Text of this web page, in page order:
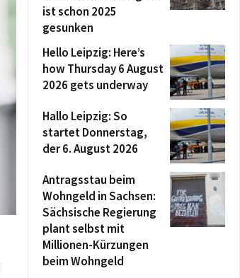
ist schon 2025
gesunken
Hello Leipzig: Here’s
how Thursday 6 August
2026 gets underway
Hallo Leipzig: So
startet Donnerstag,
der 6. August 2026
Antragsstau beim
Wohngeld in Sachsen:
Sächsische Regierung
plant selbst mit
Millionen-Kürzungen
beim Wohngeld